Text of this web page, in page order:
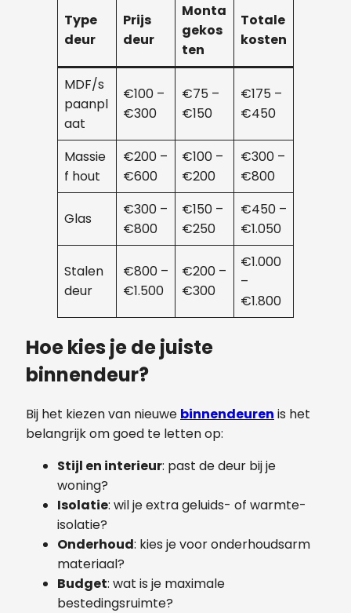
Type
deur
Prijs
deur
Monta
gekos
ten
Totale
kosten
MDF/s
paanpl
aat
€100 –
€300
€75 –
€150
€175 –
€450
Massie
f hout
€200 –
€600
€100 –
€200
€300 –
€800
Glas
€300 –
€800
€150 –
€250
€450 –
€1.050
Stalen
deur
€800 –
€1.500
€200 –
€300
€1.000
–
€1.800
Hoe kies je de juiste
binnendeur?
Bij het kiezen van nieuwe binnendeuren is het
belangrijk om goed te letten op:
Stijl en interieur: past de deur bij je
woning?
Isolatie: wil je extra geluids- of warmte-
isolatie?
Onderhoud: kies je voor onderhoudsarm
materiaal?
Budget: wat is je maximale
bestedingsruimte?